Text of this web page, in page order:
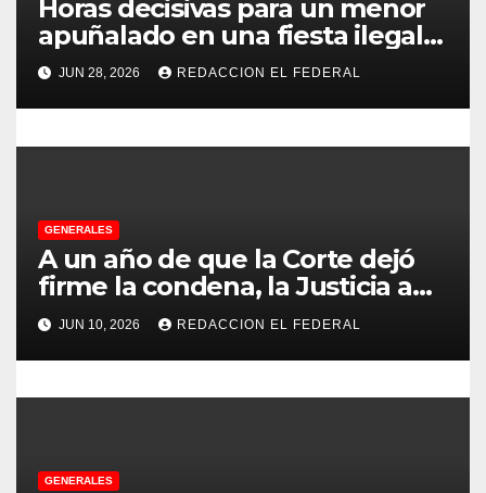
e
n
t
r
d
a
s
Horas decisivas para un menor
apuñalado en una fiesta ilegal
con más de 500 asistentes en
Chilecito
JUN 28, 2026 REDACCION EL FEDERAL
GENERALES
A un año de que la Corte dejó
firme la condena, la Justicia aún
no pudo decomisarle ni un peso
a CFK
JUN 10, 2026 REDACCION EL FEDERAL
GENERALES